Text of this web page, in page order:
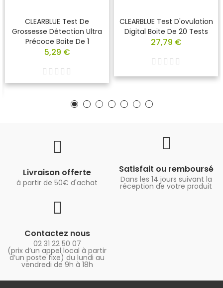
CLEARBLUE Test De
Grossesse Détection Ultra
Précoce Boite De 1
5,29 €
CLEARBLUE Test D'ovulation
Digital Boite De 20 Tests
27,79 €
Livraison offerte
à partir de 50€ d'achat
Satisfait ou remboursé
Dans les 14 jours suivant la
réception de votre produit
Contactez nous
02 31 22 50 07
(prix d’un appel local à partir
d’un poste fixe) du lundi au
vendredi de 9h à 18h